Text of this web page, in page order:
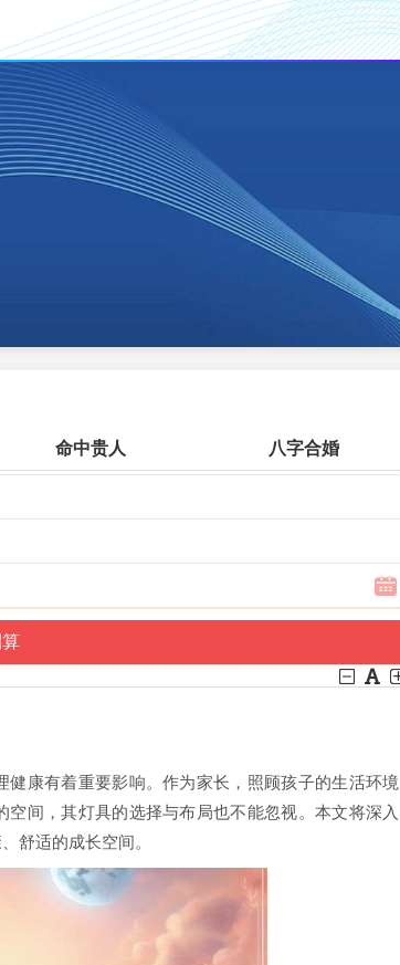
命中贵人 八字合婚
康有着重要影响。作为家长，照顾孩子的生活环境
间，其灯具的选择与布局也不能忽视。本文将深入
舒适的成长空间。